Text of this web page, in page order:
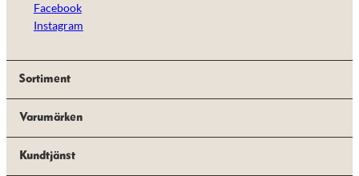
Facebook
Instagram
Sortiment
Varumärken
Kundtjänst